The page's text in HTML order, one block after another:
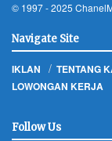
© 1997 - 2025
Navigate Site
IKLAN TENTANG
LOWONGAN KERJA
Follow Us